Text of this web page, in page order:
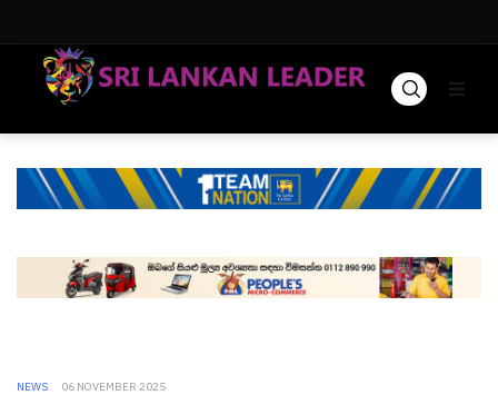
NEWS 06 NOVEMBER 2025